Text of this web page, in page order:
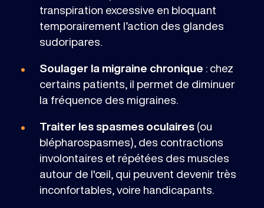
transpiration excessive en bloquant
temporairement l’action des glandes
sudoripares.
Soulager la migraine chronique : chez
certains patients, il permet de diminuer
la fréquence des migraines.
Traiter les spasmes oculaires(ou
blépharospasmes), des contractions
involontaires et répétées des muscles
autour de l'œil, qui peuvent devenir très
inconfortables, voire handicapants.